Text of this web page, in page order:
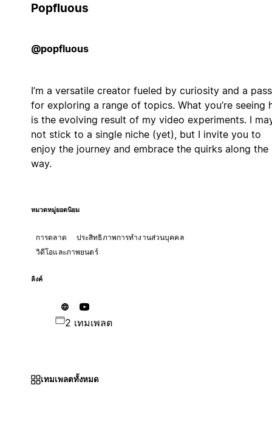
Popfluous
@popfluous
I’m a versatile creator fueled by curiosity and a
for exploring a range of topics. What you’re seeing
is the evolving result of my video experiments. I
not stick to a single niche (yet), but I invite you to
enjoy the journey and embrace the quirks along the
way.
หมวดหมู่ยอดนิยม
การตลาด
ประสิทธิภาพการทำงานส่วนบุคคล
วิดีโอและภาพยนตร์
ลิงค์
2 เทมเพลต
เทมเพลตทั้งหมด